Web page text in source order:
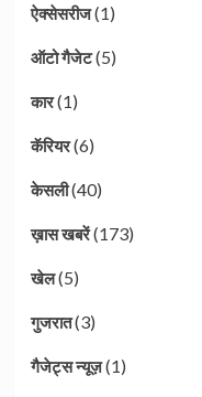
ऐक्सेसरीज(1)
ऑटो गैजेट(5)
कार(1)
कॅरियर(6)
केसली(40)
ख़ास खबरें(173)
खेल(5)
गुजरात(3)
गैजेट्स न्यूज़(1)